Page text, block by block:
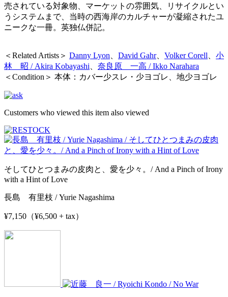
売されている対象物、マーケットの雰囲気、リサイクルとい
うシステムまで、当時の西海岸のカルチャーが凝縮されたユ
ニークな一冊。英独仏併記。
＜Related Artists＞ Danny Lyon David Gahr、 Volker Corell
小
林 昭 / Akira Kobayashi
奈良原 一高 / Ikko Narahara
＜Condition＞ 本体：カバー少スレ・少ヨゴレ、地少ヨゴレ
Customers who viewed this item also viewed
そしてひとつまみの皮肉と、愛を少々。/ And a Pinch of Irony
with a Hint of Love
長島 有里枝 / Yurie Nagashima
¥7,150（¥6,500 + tax）